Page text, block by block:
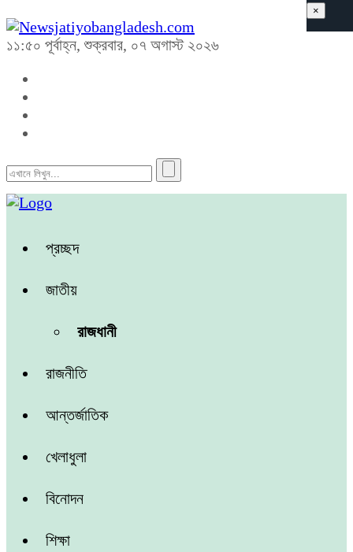
১১:৫০ পূর্বাহ্ন, শুক্রবার, ০৭ অগাস্ট ২০২৬
প্রচ্ছদ
জাতীয়
রাজধানী
রাজনীতি
আন্তর্জাতিক
খেলাধুলা
বিনোদন
শিক্ষা
×